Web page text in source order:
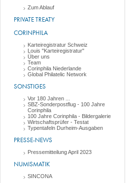
Zum Ablauf
PRIVATE TREATY
CORINPHILA
Karteiregistratur Schweiz
Louis "Karteiregistratur"
Über uns
Team
Corinphila Niederlande
Global Philatelic Network
SONSTIGES
Vor 180 Jahren ...
SBZ-Sonderpostflug - 100 Jahre
Corinphila
100 Jahre Corinphila - Bildergalerie
Wirtschaftsprüfer - Testat
Typentafeln Durheim-Ausgaben
PRESSE-NEWS
Pressemitteilung April 2023
NUMISMATIK
SINCONA